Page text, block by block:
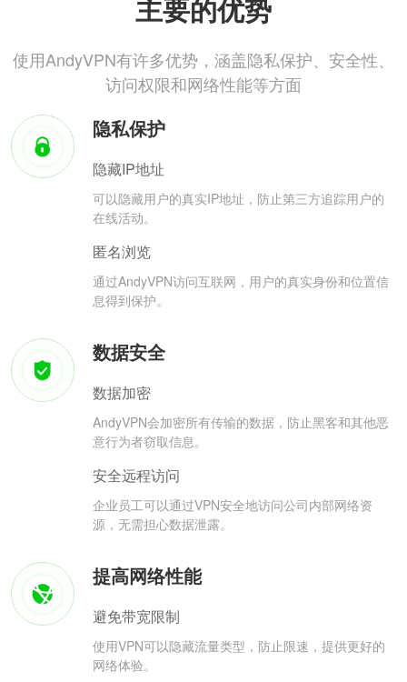
主要的优势
使用AndyVPN有许多优势，涵盖隐私保护、安全性、
访问权限和网络性能等方面
隐私保护
隐藏IP地址
可以隐藏用户的真实IP地址，防止第三方追踪用户的
在线活动。
匿名浏览
通过AndyVPN访问互联网，用户的真实身份和位置信
息得到保护。
数据安全
数据加密
AndyVPN会加密所有传输的数据，防止黑客和其他恶
意行为者窃取信息。
安全远程访问
企业员工可以通过VPN安全地访问公司内部网络资
源，无需担心数据泄露。
提高网络性能
避免带宽限制
使用VPN可以隐藏流量类型，防止限速，提供更好的
网络体验。